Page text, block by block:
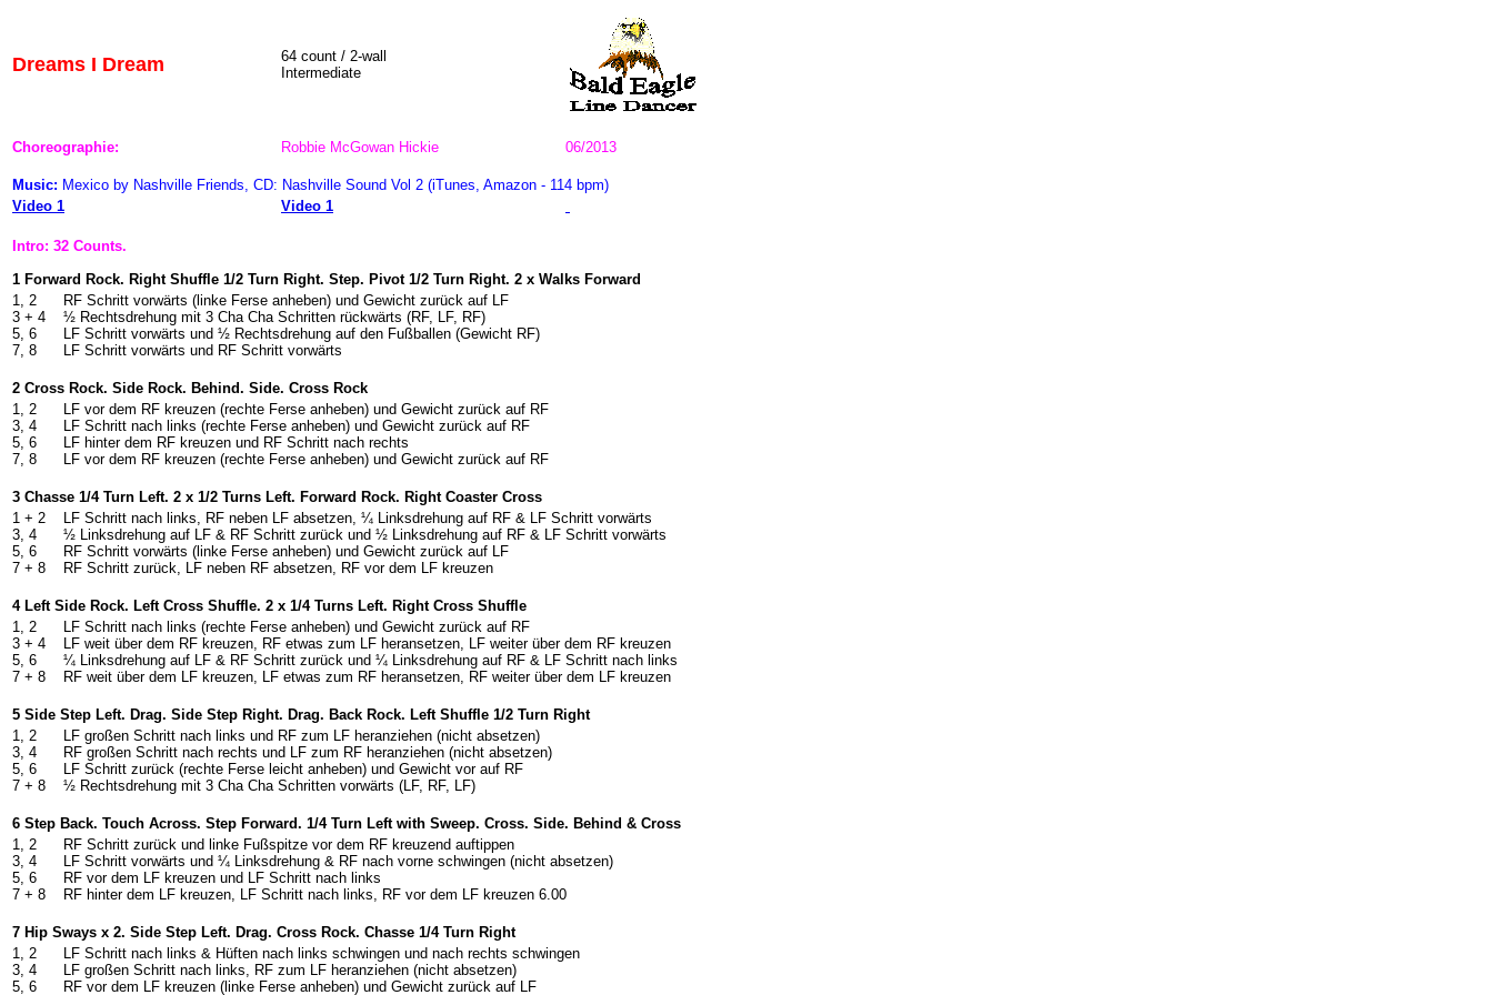
Dreams I Dream
64 count / 2-wall
Intermediate
Choreographie: Robbie McGowan Hickie 06/2013
Music: Mexico by Nashville Friends, CD: Nashville Sound Vol 2 (iTunes, Amazon - 114 bpm)
Video 1
Video 1
Intro: 32 Counts.
1 Forward Rock. Right Shuffle 1/2 Turn Right. Step. Pivot 1/2 Turn Right. 2 x Walks Forward
1, 2
3 + 4
5, 6
7, 8
RF Schritt vorwärts (linke Ferse anheben) und Gewicht zurück auf LF
½ Rechtsdrehung mit 3 Cha Cha Schritten rückwärts (RF, LF, RF)
LF Schritt vorwärts und ½ Rechtsdrehung auf den Fußballen (Gewicht RF)
LF Schritt vorwärts und RF Schritt vorwärts
2 Cross Rock. Side Rock. Behind. Side. Cross Rock
1, 2
3, 4
5, 6
7, 8
LF vor dem RF kreuzen (rechte Ferse anheben) und Gewicht zurück auf RF
LF Schritt nach links (rechte Ferse anheben) und Gewicht zurück auf RF
LF hinter dem RF kreuzen und RF Schritt nach rechts
LF vor dem RF kreuzen (rechte Ferse anheben) und Gewicht zurück auf RF
3 Chasse 1/4 Turn Left. 2 x 1/2 Turns Left. Forward Rock. Right Coaster Cross
1 + 2
3, 4
5, 6
7 + 8
LF Schritt nach links, RF neben LF absetzen, ¼ Linksdrehung auf RF & LF Schritt vorwärts
½ Linksdrehung auf LF & RF Schritt zurück und ½ Linksdrehung auf RF & LF Schritt vorwärts
RF Schritt vorwärts (linke Ferse anheben) und Gewicht zurück auf LF
RF Schritt zurück, LF neben RF absetzen, RF vor dem LF kreuzen
4 Left Side Rock. Left Cross Shuffle. 2 x 1/4 Turns Left. Right Cross Shuffle
1, 2
3 + 4
5, 6
7 + 8
LF Schritt nach links (rechte Ferse anheben) und Gewicht zurück auf RF
LF weit über dem RF kreuzen, RF etwas zum LF heransetzen, LF weiter über dem RF kreuzen
¼ Linksdrehung auf LF & RF Schritt zurück und ¼ Linksdrehung auf RF & LF Schritt nach links
RF weit über dem LF kreuzen, LF etwas zum RF heransetzen, RF weiter über dem LF kreuzen
5 Side Step Left. Drag. Side Step Right. Drag. Back Rock. Left Shuffle 1/2 Turn Right
1, 2
3, 4
5, 6
7 + 8
LF großen Schritt nach links und RF zum LF heranziehen (nicht absetzen)
RF großen Schritt nach rechts und LF zum RF heranziehen (nicht absetzen)
LF Schritt zurück (rechte Ferse leicht anheben) und Gewicht vor auf RF
½ Rechtsdrehung mit 3 Cha Cha Schritten vorwärts (LF, RF, LF)
6 Step Back. Touch Across. Step Forward. 1/4 Turn Left with Sweep. Cross. Side. Behind & Cross
1, 2
3, 4
5, 6
7 + 8
RF Schritt zurück und linke Fußspitze vor dem RF kreuzend auftippen
LF Schritt vorwärts und ¼ Linksdrehung & RF nach vorne schwingen (nicht absetzen)
RF vor dem LF kreuzen und LF Schritt nach links
RF hinter dem LF kreuzen, LF Schritt nach links, RF vor dem LF kreuzen 6.00
7 Hip Sways x 2. Side Step Left. Drag. Cross Rock. Chasse 1/4 Turn Right
1, 2
3, 4
5, 6
LF Schritt nach links & Hüften nach links schwingen und nach rechts schwingen
LF großen Schritt nach links, RF zum LF heranziehen (nicht absetzen)
RF vor dem LF kreuzen (linke Ferse anheben) und Gewicht zurück auf LF